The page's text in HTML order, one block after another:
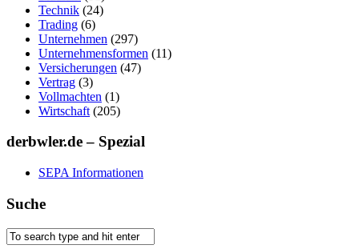
Technik (24)
Trading (6)
Unternehmen (297)
Unternehmensformen (11)
Versicherungen (47)
Vertrag (3)
Vollmachten (1)
Wirtschaft (205)
derbwler.de – Spezial
SEPA Informationen
Suche